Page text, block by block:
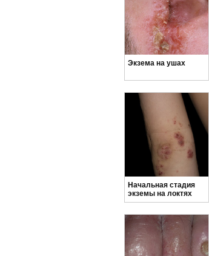
Экзема на ушах
Начальная стадия
экземы на локтях